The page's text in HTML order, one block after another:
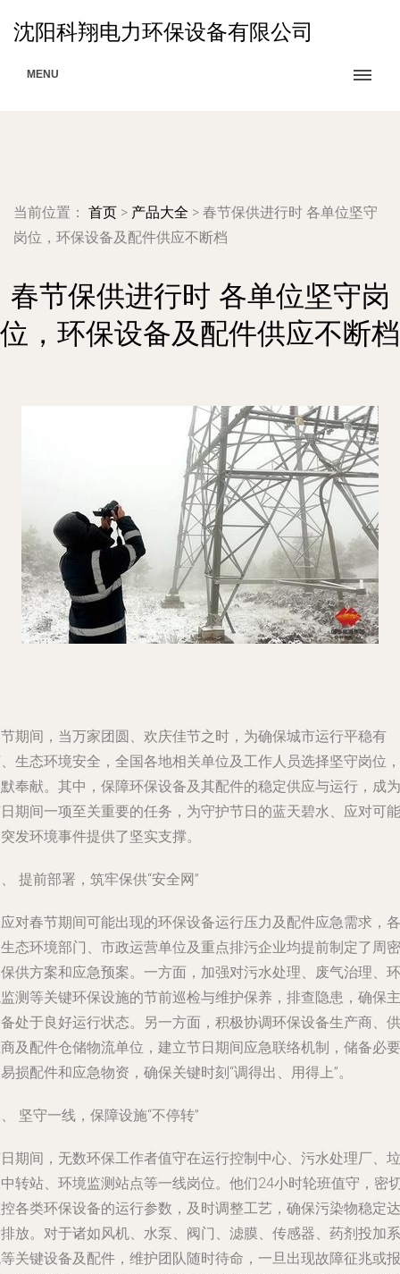
沈阳科翔电力环保设备有限公司
MENU
当前位置： 首页 > 产品大全 > 春节保供进行时 各单位坚守
岗位，环保设备及配件供应不断档
春节保供进行时 各单位坚守岗
位，环保设备及配件供应不断档
期间，当万家团圆、欢庆佳节之时，为确保城市运行平稳有
生态环境安全，全国各地相关单位及工作人员选择坚守岗位，
奉献。其中，保障环保设备及其配件的稳定供应与运行，成为
期间一项至关重要的任务，为守护节日的蓝天碧水、应对可能
发环境事件提供了坚实支撑。
提前部署，筑牢保供“安全网”
对春节期间可能出现的环保设备运行压力及配件应急需求，各
态环境部门、市政运营单位及重点排污企业均提前制定了周密
供方案和应急预案。一方面，加强对污水处理、废气治理、环
测等关键环保设施的节前巡检与维护保养，排查隐患，确保主
处于良好运行状态。另一方面，积极协调环保设备生产商、供
及配件仓储物流单位，建立节日期间应急联络机制，储备必要
损配件和应急物资，确保关键时刻“调得出、用得上”。
坚守一线，保障设施“不停转”
期间，无数环保工作者值守在运行控制中心、污水处理厂、垃
转站、环境监测站点等一线岗位。他们24小时轮班值守，密
各类环保设备的运行参数，及时调整工艺，确保污染物稳定达
放。对于诸如风机、水泵、阀门、滤膜、传感器、药剂投加系
关键设备及配件，维护团队随时待命，一旦出现故障征兆或报